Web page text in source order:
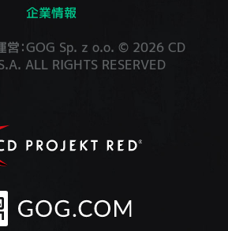
企業情報
営：GOG Sp. z o.o. © 2026 CD
ALL RIGHTS RESERVED